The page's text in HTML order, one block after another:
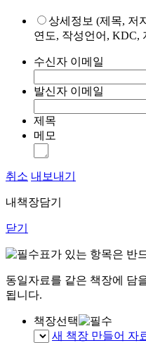
상세정보 (제목, 저
연도, 작성언어, KDC,
수신자 이메일
발신자 이메일
제목
메모
취소 내보내기
내책장담기
닫기
표가 있는 항목은 반
동일자료를 같은 책장에 담
됩니다.
책장선택
새 책장 만들어 자